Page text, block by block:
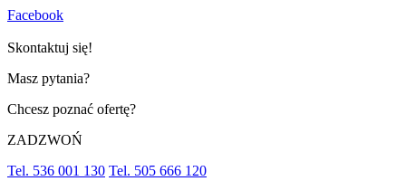
Facebook
Skontaktuj się!
Masz pytania?
Chcesz poznać ofertę?
ZADZWOŃ
Tel. 536 001 130 Tel. 505 666 120